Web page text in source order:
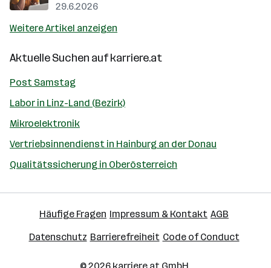
29.6.2026
Weitere Artikel anzeigen
Aktuelle Suchen aufkarriere.at
Post Samstag
Labor in Linz-Land (Bezirk)
Mikroelektronik
Vertriebsinnendienst in Hainburg an der Donau
Qualitätssicherung in Oberösterreich
Häufige Fragen Impressum & Kontakt AGB
Datenschutz Barrierefreiheit Code of Conduct